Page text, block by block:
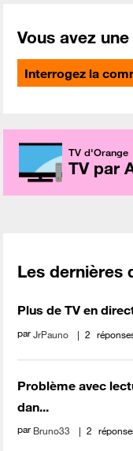
Vous avez
Interrogez la
TV d'Orange
TV par
Les dernières
Plus de TV en
parJrPauno 2
Problème avec
dan...
par Bruno33 2